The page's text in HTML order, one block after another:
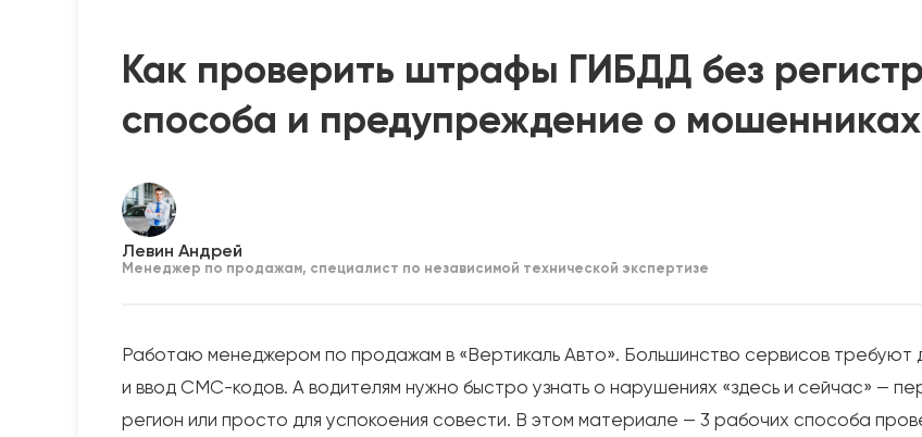
Как проверить штрафы ГИБДД без
способа и предупреждение о мошенниках
Левин Андрей
Менеджер по продажам, специалист по независимой технической экспертизе
Работаю менеджером по продажам в «Вертикаль Авто». Большинство сервисов
и ввод СМС-кодов. А водителям нужно быстро узнать о нарушениях «здесь и сейчас» —
регион или просто для успокоения совести. В этом материале — 3 рабочих способа